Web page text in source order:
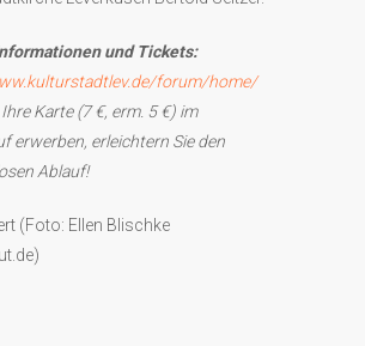
und Tickets:
forum/home/
Ihre Karte (7 €, erm. 5 €) im
erwerben, erleichtern Sie den
Ablauf!
(Foto: Ellen Blischke